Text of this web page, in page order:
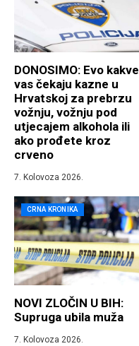
DONOSIMO: Evo kakve
vas čekaju kazne u
Hrvatskoj za prebrzu
vožnju, vožnju pod
utjecajem alkohola ili
ako prođete kroz
crveno
7. Kolovoza 2026.
CRNA KRONIKA
NOVI ZLOČIN U BIH:
Supruga ubila muža
7. Kolovoza 2026.